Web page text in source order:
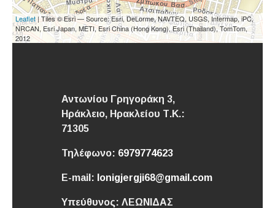
Leaflet| Tiles © Esri — Source: Esri, DeLorme, NAVTEQ, USGS, Intermap, iPC,
NRCAN, Esri Japan, METI, Esri China (Hong Kong), Esri (Thailand), TomTom,
2012
Αντωνίου Γρηγοράκη 3,
Ηράκλειο, Ηρακλείου Τ.Κ.:
71305
Τηλέφωνο: 6979774623
E-mail: lonigjergji68@gmail.com
Υπεύθυνος: ΛΕΩΝΙΔΑΣ